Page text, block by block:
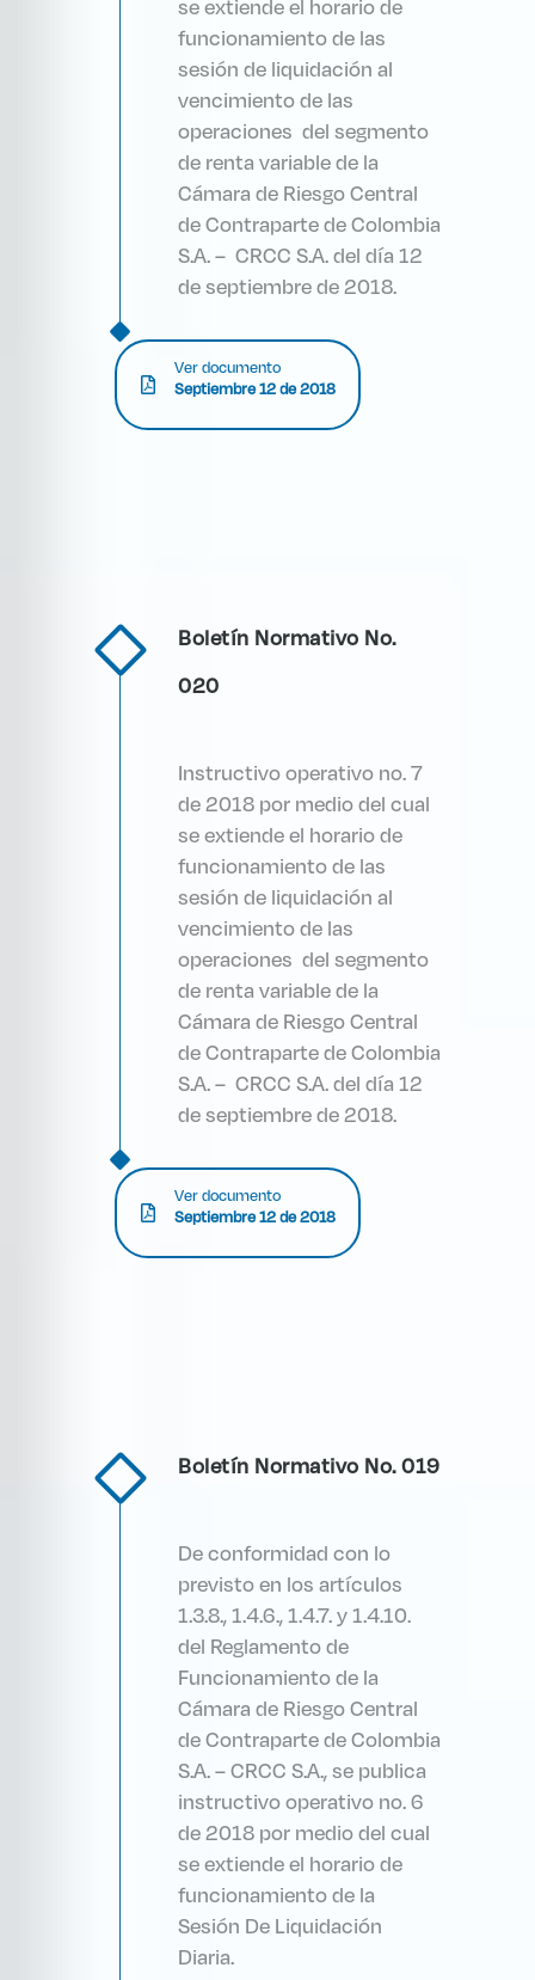
se extiende el horario de
funcionamiento de las
sesión de liquidación al
vencimiento de las
operaciones del segmento
de renta variable de la
Cámara de Riesgo Central
de Contraparte de Colombia
S.A. – CRCC S.A. del día 12
de septiembre de 2018.
Ver documento
Septiembre 12 de 2018
Boletín Normativo No.
020
Instructivo operativo no. 7
de 2018 por medio del cual
se extiende el horario de
funcionamiento de las
sesión de liquidación al
vencimiento de las
operaciones del segmento
de renta variable de la
Cámara de Riesgo Central
de Contraparte de Colombia
S.A. – CRCC S.A. del día 12
de septiembre de 2018.
Ver documento
Septiembre 12 de 2018
Boletín Normativo No. 019
De conformidad con lo
previsto en los artículos
1.3.8., 1.4.6., 1.4.7. y 1.4.10.
del Reglamento de
Funcionamiento de la
Cámara de Riesgo Central
de Contraparte de Colombia
S.A. – CRCC S.A., se publica
instructivo operativo no. 6
de 2018 por medio del cual
se extiende el horario de
funcionamiento de la
Sesión De Liquidación
Diaria.